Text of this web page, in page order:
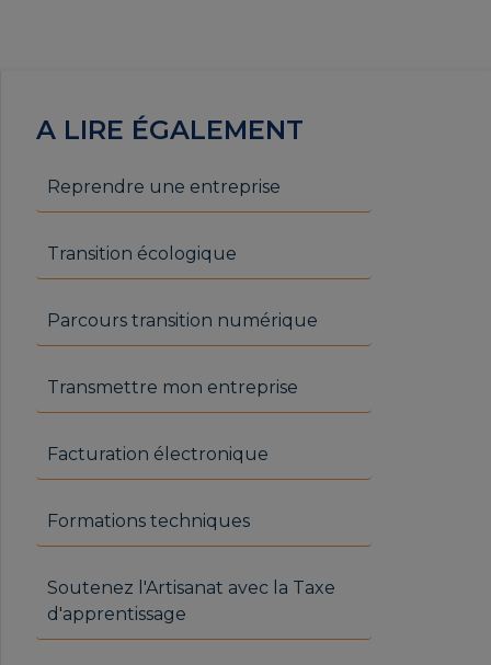
A LIRE ÉGALEMENT
Reprendre une entreprise
Transition écologique
Parcours transition numérique
Transmettre mon entreprise
Facturation électronique
Formations techniques
Soutenez l'Artisanat avec la Taxe
d'apprentissage